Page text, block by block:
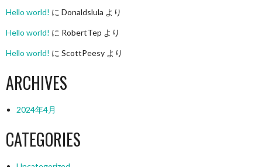
Hello world! に Donaldslula より
Hello world! に RobertTep より
Hello world! に ScottPeesy より
ARCHIVES
2024年4月
CATEGORIES